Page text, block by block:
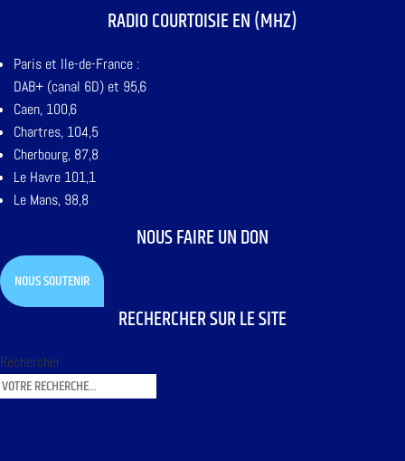
RADIO COURTOISIE EN (MHZ)
Paris et Ile-de-France :
DAB+ (canal 6D) et 95,6
Caen, 100,6
Chartres, 104,5
Cherbourg, 87,8
Le Havre 101,1
Le Mans, 98,8
NOUS FAIRE UN DON
NOUS SOUTENIR
RECHERCHER SUR LE SITE
Rechercher